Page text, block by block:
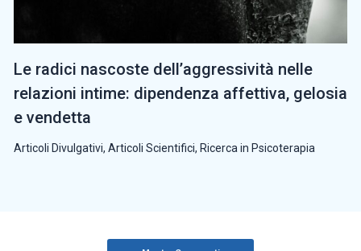
Le radici nascoste dell’aggressività nelle
relazioni intime: dipendenza affettiva, gelosia
e vendetta
Articoli Divulgativi, Articoli Scientifici, Ricerca in Psicoterapia